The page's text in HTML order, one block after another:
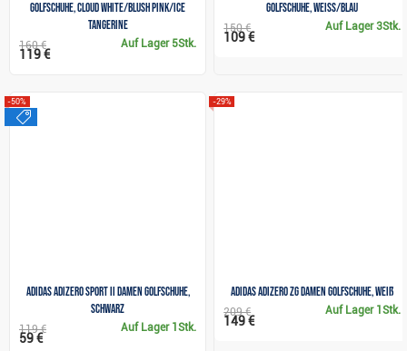
Golfschuhe, cloud white/blush pink/ice
tangerine
Auf Lager 5Stk.
160 €
119 €
Golfschuhe, weiss/blau
Auf Lager3Stk.
150 €
109 €
Adidas adizero Sport II Damen Golfschuhe,
schwarz
-50%
Auf Lager 1Stk.
119 €
59 €
Adidas Adizero ZG Damen Golfschuhe, weiß
-29%
Auf Lager 1Stk.
209 €
149 €